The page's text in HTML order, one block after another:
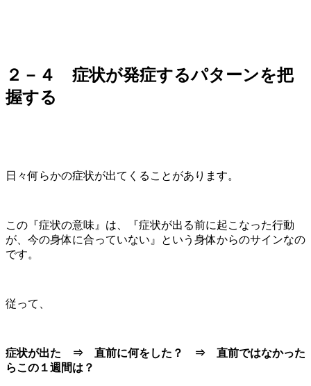
２－４ 症状が発症するパターンを把
握する
日々何らかの症状が出てくることがあります。
この『症状の意味』は、『症状が出る前に起こなった行動
が、今の身体に合っていない』という身体からのサインなの
です。
従って、
症状が出た ⇒ 直前に何をした？ ⇒ 直前ではなかった
らこの１週間は？